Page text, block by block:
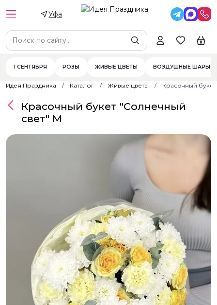
Уфа
1 СЕНТЯБРЯ РОЗЫ ЖИВЫЕ ЦВЕТЫ ВОЗДУШНЫЕ ШАРЫ
Идея Праздника Каталог Живые цветы Красочный
Красочный букет "Солнечный
свет" M